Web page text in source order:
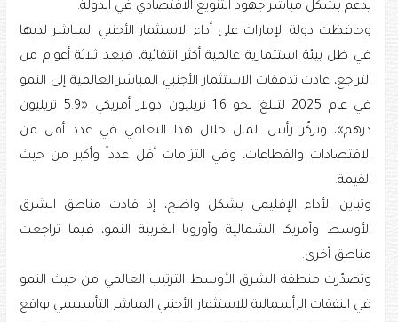
يدعم بشكل مباشر جهود التنويع الاقتصادي في الدولة.
وحافظت دولة الإمارات على أداء الاستثمار الأجنبي المباشر لديها
في ظل بيئة استثمارية عالمية أكثر انتقائية، فبعد ثلاثة أعوام من
التراجع، عادت تدفقات الاستثمار الأجنبي المباشر العالمية إلى النمو
في عام 2025 لتبلغ نحو 1.6 تريليون دولار أمريكي «5.9 تريليون
درهم»، وتركّز رأس المال خلال هذا التعافي في عدد أقل من
الاقتصادات والقطاعات، وفي التزامات أقل عدداً وأكبر من حيث
القيمة.
وتباين الأداء الإقليمي بشكل واضح، إذ قادت مناطق الشرق
الأوسط وأمريكا الشمالية وأوروبا الغربية النمو، فيما تراجعت
مناطق أخرى.
وتصدّرت منطقة الشرق الأوسط الترتيب العالمي من حيث النمو
في النفقات الرأسمالية للاستثمار الأجنبي المباشر التأسيسي بواقع